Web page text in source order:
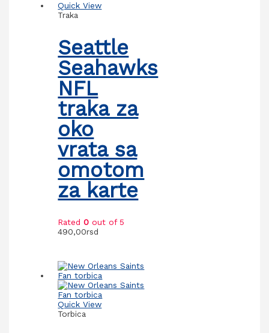
Quick View
Traka
Seattle
Seahawks
NFL
traka za
oko
vrata sa
omotom
za karte
Rated0 out of 5
490,00rsd
Quick View
Torbica